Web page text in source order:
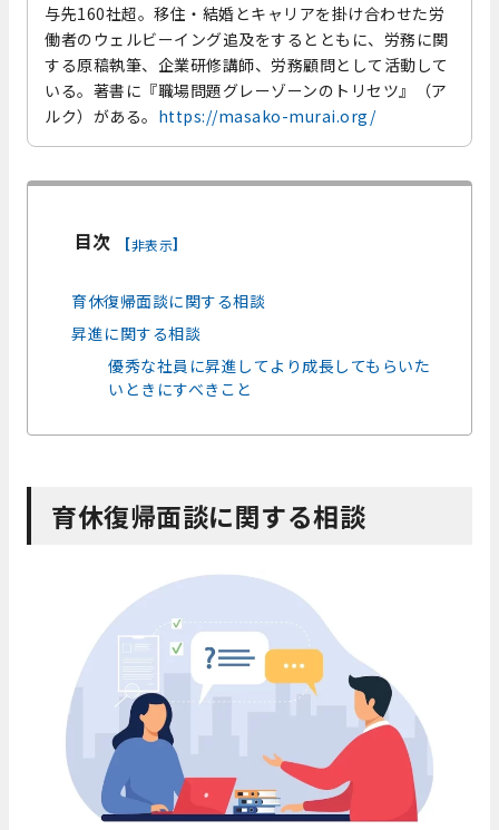
与先160社超。移住・結婚とキャリアを掛け合わせた労
働者のウェルビーイング追及をするとともに、労務に関
する原稿執筆、企業研修講師、労務顧問として活動して
いる。著書に『職場問題グレーゾーンのトリセツ』（ア
ルク）がある。 https://masako-murai.org/
目次 [非表示]
育休復帰面談に関する相談
昇進に関する相談
優秀な社員に昇進してより成長してもらいた
いときにすべきこと
育休復帰面談に関する相談